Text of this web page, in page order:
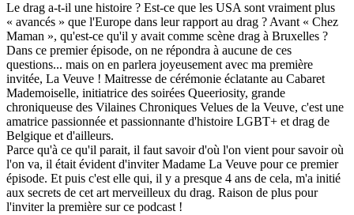
Le drag a-t-il une histoire ? Est-ce que les USA sont vraiment plus
« avancés » que l'Europe dans leur rapport au drag ? Avant « Chez
Maman », qu'est-ce qu'il y avait comme scène drag à Bruxelles ?
Dans ce premier épisode, on ne répondra à aucune de ces
questions... mais on en parlera joyeusement avec ma première
invitée, La Veuve ! Maitresse de cérémonie éclatante au Cabaret
Mademoiselle, initiatrice des soirées Queeriosity, grande
chroniqueuse des Vilaines Chroniques Velues de la Veuve, c'est une
amatrice passionnée et passionnante d'histoire LGBT+ et drag de
Belgique et d'ailleurs.
Parce qu'à ce qu'il parait, il faut savoir d'où l'on vient pour savoir où
l'on va, il était évident d'inviter Madame La Veuve pour ce premier
épisode. Et puis c'est elle qui, il y a presque 4 ans de cela, m'a initié
aux secrets de cet art merveilleux du drag. Raison de plus pour
l'inviter la première sur ce podcast !